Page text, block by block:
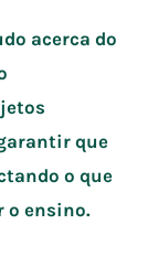
acerca do
que
o que
o ensino.